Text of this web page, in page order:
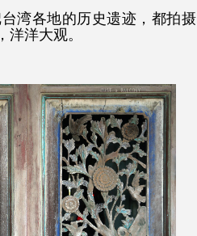
湾各地的历史遗迹，都拍摄
洋大观。